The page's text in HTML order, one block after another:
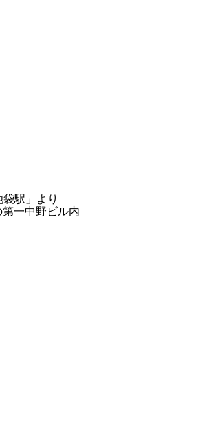
駅」より
一中野ビル内